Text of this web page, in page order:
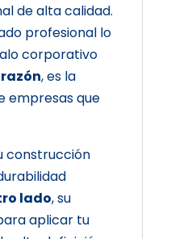
de alta calidad.
profesional lo
corporativo
, es la
empresas que
construcción
lado, su
aplicar tu